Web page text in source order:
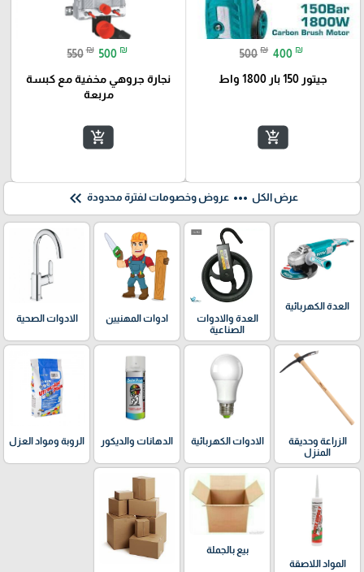
500 ₪ 400 ₪
جيتور 150 بار 1800 واط
add_shopping_cart
550 ₪ 500 ₪
نجارة جروهي مخفية مع كبسة
مربعة
add_shopping_cart
عرض الكل more_horiz عروض وخصومات لفترة محدودة keyboard_double_arrow_left
العدة الكهربائية
العدة والادوات
الصناعية
ادوات المهنيين الادوات الصحية
الزراعة وحديقة
المنزل
الادوات الكهربائية الدهانات والديكور الروبة ومواد العزل
المواد اللاصقة
بيع بالجملة